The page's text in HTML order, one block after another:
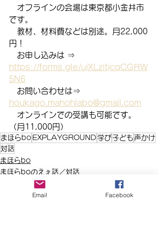
オフラインの会場は東京都小金井市
です。
教材、材料費などは別途。月22,000
円！
お申し込みは ⇒
https://forms.gle/ujXLzitjcqCGRW
5N6
お問い合わせは⇒
houkago.mahohlabo@gmail.com
オンラインでの受講も可能です。
（月11,000円）
まほらbo EXPLAYGROUND 学び子ども 声かけ
対話
まほらbo
まほらboのえぇ話／対話
Email Facebook